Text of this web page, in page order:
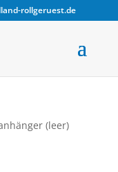
rollgeruest.de
(leer)